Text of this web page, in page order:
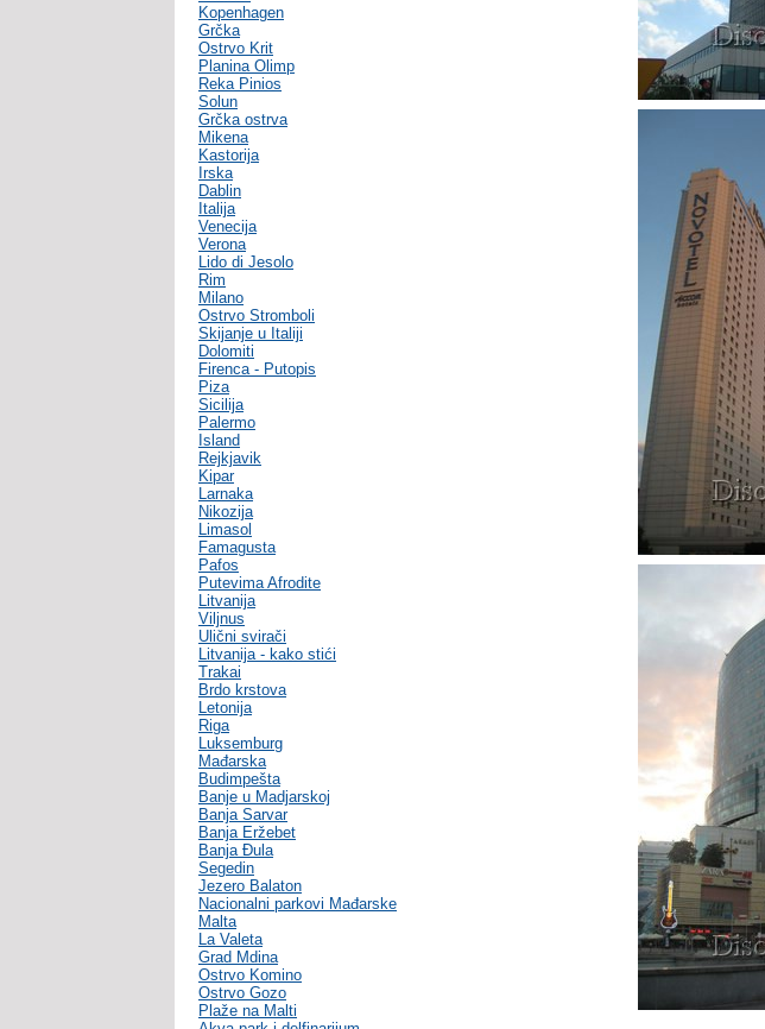
Kopenhagen
Grčka
Ostrvo Krit
Planina Olimp
Reka Pinios
Solun
Grčka ostrva
Mikena
Kastorija
Irska
Dablin
Italija
Venecija
Verona
Lido di Jesolo
Rim
Milano
Ostrvo Stromboli
Skijanje u Italiji
Dolomiti
Firenca - Putopis
Piza
Sicilija
Palermo
Island
Rejkjavik
Kipar
Larnaka
Nikozija
Limasol
Famagusta
Pafos
Putevima Afrodite
Litvanija
Viljnus
Ulični svirači
Litvanija - kako stići
Trakai
Brdo krstova
Letonija
Riga
Luksemburg
Mađarska
Budimpešta
Banje u Madjarskoj
Banja Sarvar
Banja Eržebet
Banja Ðula
Segedin
Jezero Balaton
Nacionalni parkovi Mađarske
Malta
La Valeta
Grad Mdina
Ostrvo Komino
Ostrvo Gozo
Plaže na Malti